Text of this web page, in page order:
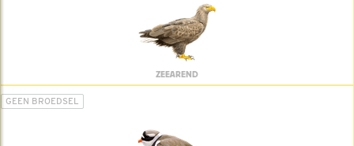
ZEEAREND
GEEN BROEDSEL